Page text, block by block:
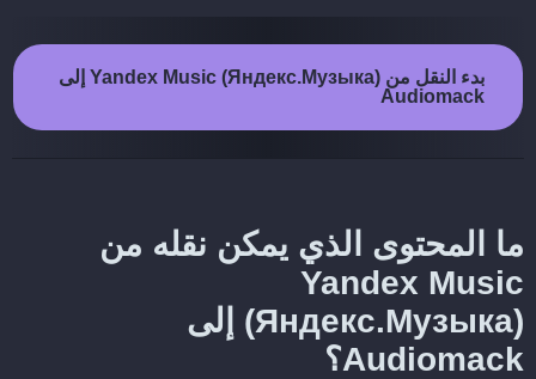
بدء النقل من Yandex Music (Яндекс.Музыка) إلى
Audiomack
ما المحتوى الذي يمكن نقله من
Yandex Music
(Яндекс.Музыка) إلى
Audiomack؟